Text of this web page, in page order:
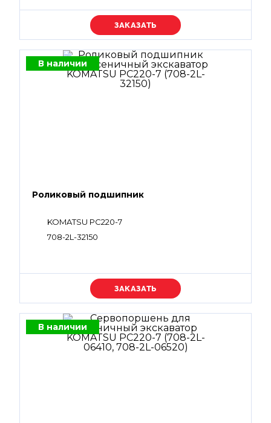
01009, 708-25-52861, 708-25-62861, 07002-61023,
07000-A5165, 07000-B2012, 07000-B2014,
07000-B3034, 07000-B2010, 07000-B3045,
07000-B1009, 07002-62434, 07000-B1008,
07002-61423
Уточняйте цену
В наличии
Роликовый подшипник
KOMATSU PC220-7
708-2L-32150
Уточняйте цену
В наличии